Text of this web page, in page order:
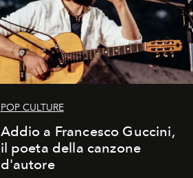
POP CULTURE
Addio a Francesco Guccini,
il poeta della canzone
d'autore